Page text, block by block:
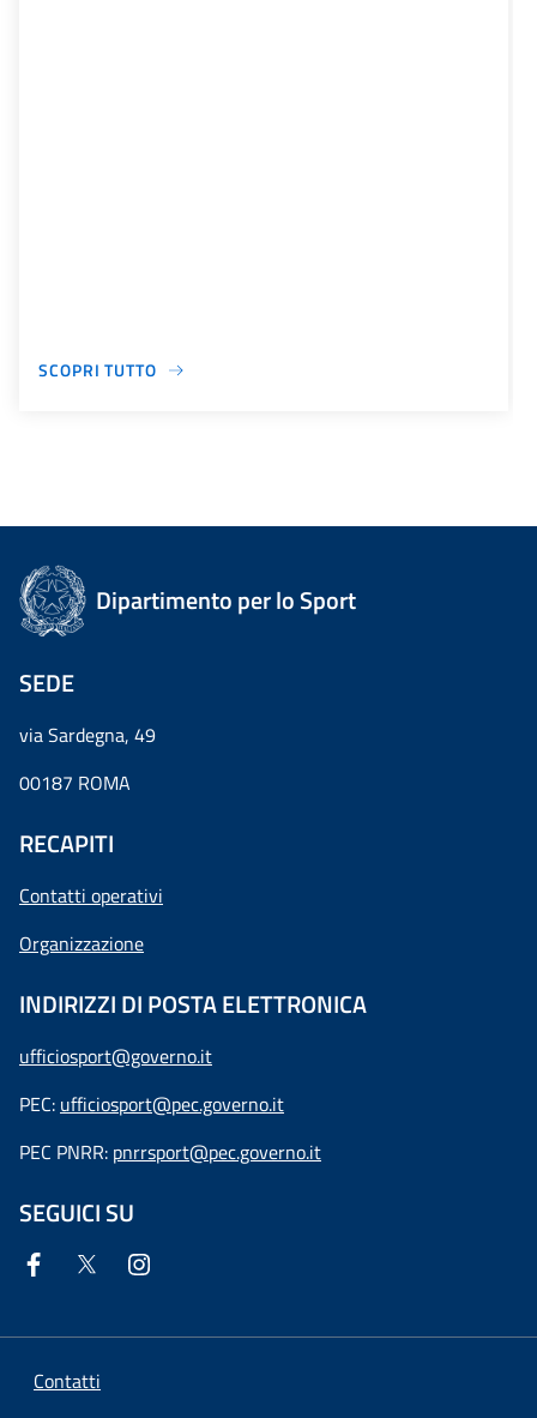
SCOPRI TUTTO
Dipartimento per lo Sport
SEDE
via Sardegna, 49
00187 ROMA
RECAPITI
Contatti operativi
Organizzazione
INDIRIZZI DI POSTA ELETTRONICA
ufficiosport@governo.it
PEC: ufficiosport@pec.governo.it
PEC PNRR: pnrrsport@pec.governo.it
SEGUICI SU
Contatti